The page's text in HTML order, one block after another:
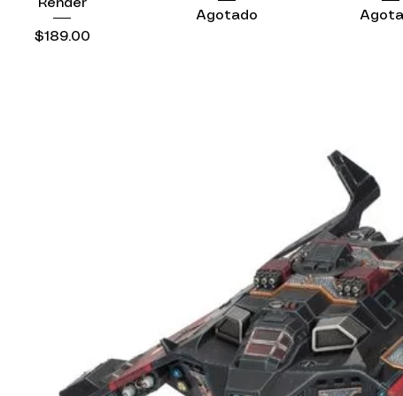
Render
Precio
$189.00
Agotado